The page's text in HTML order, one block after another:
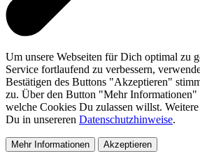
Um unsere Webseiten für Dich optimal zu
Service fortlaufend zu verbessern,
Bestätigen des Buttons "Akzeptieren"
zu. Über den Button "Mehr Informationen"
welche Cookies Du zulassen willst.
Du in unsereren Datenschutzhinweise.
Mehr Informationen Akzeptieren